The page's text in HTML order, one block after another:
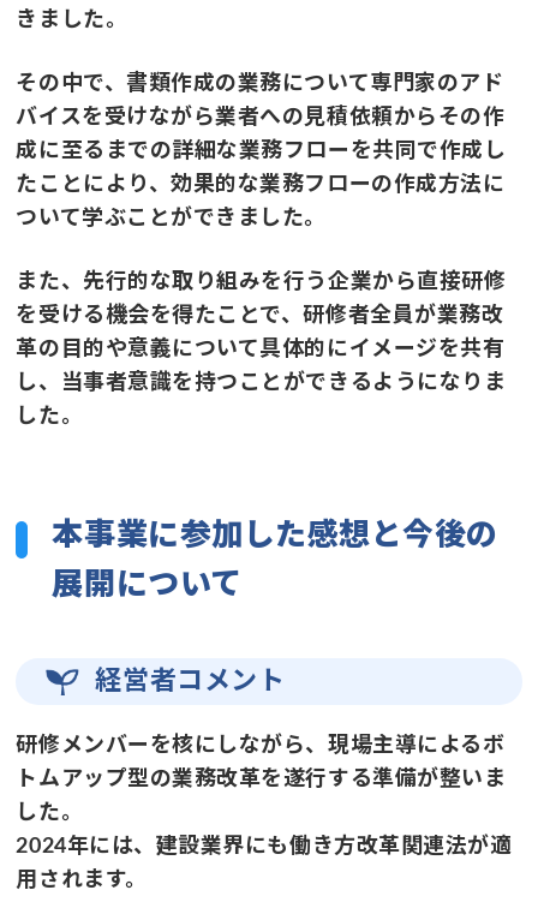
きました。
その中で、書類作成の業務について専門家のアド
バイスを受けながら業者への見積依頼からその作
成に至るまでの詳細な業務フローを共同で作成し
たことにより、効果的な業務フローの作成方法に
ついて学ぶことができました。
また、先行的な取り組みを行う企業から直接研修
を受ける機会を得たことで、研修者全員が業務改
革の目的や意義について具体的にイメージを共有
し、当事者意識を持つことができるようになりま
した。
本事業に参加した感想と今後の
展開について
経営者コメント
研修メンバーを核にしながら、現場主導によるボ
トムアップ型の業務改革を遂行する準備が整いま
した。
2024年には、建設業界にも働き方改革関連法が適
用されます。